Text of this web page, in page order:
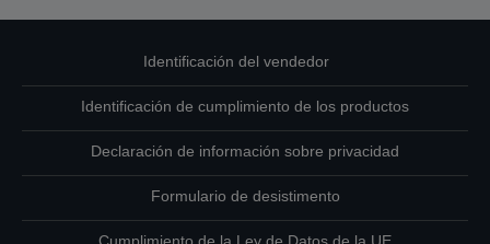
Identificación del vendedor
Identificación de cumplimiento de los productos
Declaración de información sobre privacidad
Formulario de desistimento